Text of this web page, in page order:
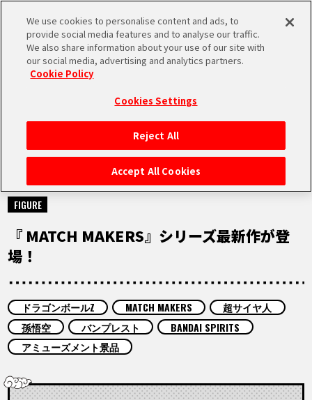
MEN
HOME
NEWS
RANKING
MOVIE
COLUMNS
ABOUT
NEWS
2024.07.17
FIGURE
『 MATCH MAKERS』シリーズ最新作が登
場！
ドラゴンボールZ MATCH MAKERS
超サイヤ人
孫悟空
バンプレスト
BANDAI SPIRITS
アミューズメント景品
We use cookies to personalise content and ads, to
provide social media features and to analyse our traffic.
We also share information about your use of our site with
our social media, advertising and analytics partners.
Cookie Policy
Cookies Settings
Reject All
Accept All Cookies